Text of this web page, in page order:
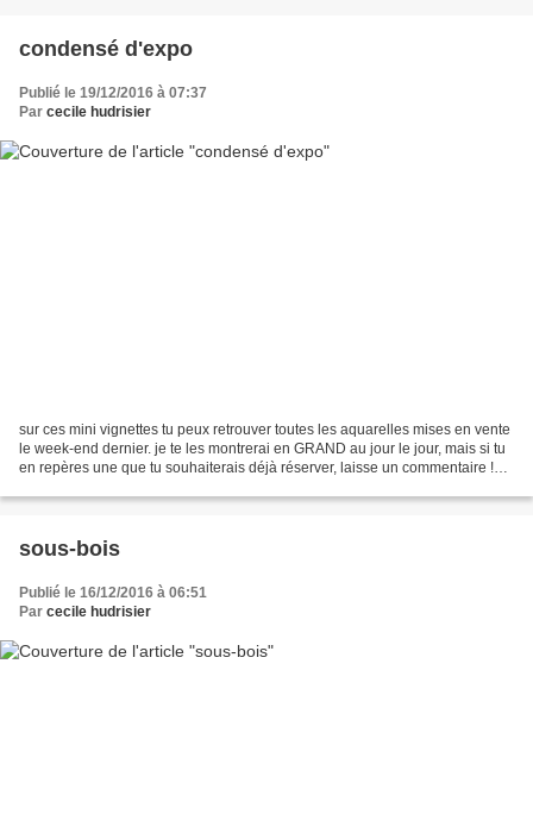
condensé d'expo
Publié le 19/12/2016 à 07:37
Par cecile hudrisier
sur ces mini vignettes tu peux retrouver toutes les aquarelles mises en vente
le week-end dernier. je te les montrerai en GRAND au jour le jour, mais si tu
en repères une que tu souhaiterais déjà réserver, laisse un commentaire !
sous-bois
Publié le 16/12/2016 à 06:51
Par cecile hudrisier